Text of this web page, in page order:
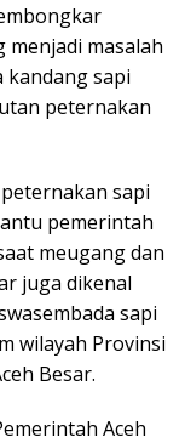
masalah
kandang sapi
peternakan
sapi
pemerintah
meugang dan
juga dikenal
sapi
wilayah Provinsi
Besar.
Aceh